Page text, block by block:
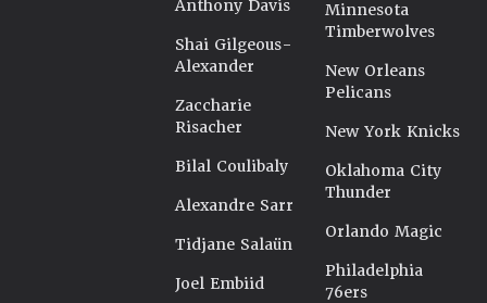
Anthony Davis
Shai Gilgeous-
Alexander
Zaccharie
Risacher
Bilal Coulibaly
Alexandre Sarr
Tidjane Salaün
Joel Embiid
Minnesota
Timberwolves
New Orleans
Pelicans
New York Knicks
Oklahoma City
Thunder
Orlando Magic
Philadelphia
76ers